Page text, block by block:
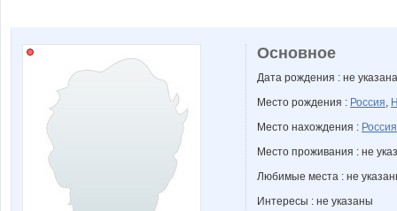
Основное
Дата рождения : не указана
Место рождения : Россия,
Место нахождения : Россия
Место проживания : не
Любимые места : не
Интересы : не указаны